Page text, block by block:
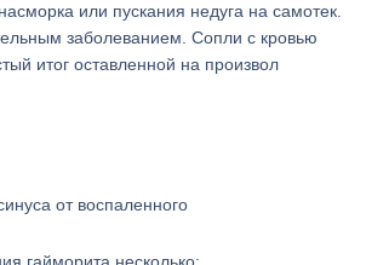
или пускания недуга на самотек.
заболеванием. Сопли с кровью
итог оставленной на произвол
от воспаленного